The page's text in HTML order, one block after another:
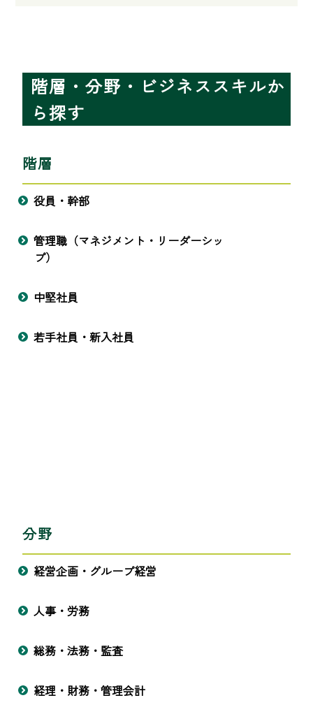
階層・分野・ビジネススキルか
ら探す
階層
役員・幹部
管理職（マネジメント・リーダーシッ
プ）
中堅社員
若手社員・新入社員
分野
経営企画・グループ経営
人事・労務
総務・法務・監査
経理・財務・管理会計